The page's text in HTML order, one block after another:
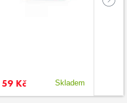
59 Kč Skladem